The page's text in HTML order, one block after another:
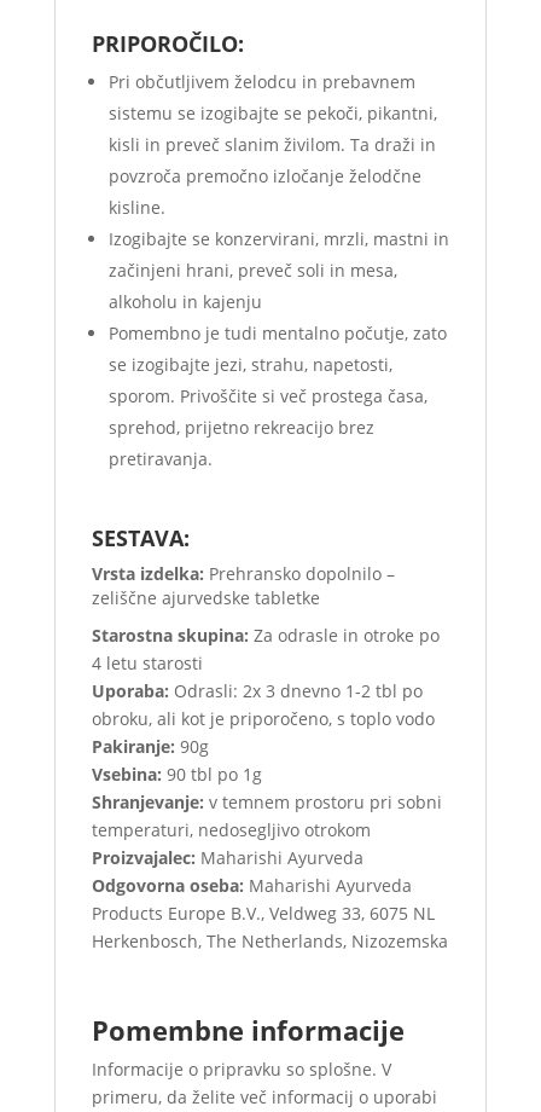
PRIPOROČILO:
Pri občutljivem želodcu in prebavnem
sistemu se izogibajte se pekoči, pikantni,
kisli in preveč slanim živilom. Ta draži in
povzroča premočno izločanje želodčne
kisline.
Izogibajte se konzervirani, mrzli, mastni in
začinjeni hrani, preveč soli in mesa,
alkoholu in kajenju
Pomembno je tudi mentalno počutje, zato
se izogibajte jezi, strahu, napetosti,
sporom. Privoščite si več prostega časa,
sprehod, prijetno rekreacijo brez
pretiravanja.
SESTAVA:
Vrsta izdelka: Prehransko dopolnilo –
zeliščne ajurvedske tabletke
Starostna skupina: Za odrasle in otroke po
4 letu starosti
Uporaba: Odrasli: 2x 3 dnevno 1-2 tbl po
obroku, ali kot je priporočeno, s toplo vodo
Pakiranje: 90g
Vsebina: 90 tbl po 1g
Shranjevanje: v temnem prostoru pri sobni
temperaturi, nedosegljivo otrokom
Proizvajalec: Maharishi Ayurveda
Odgovorna oseba: Maharishi Ayurveda
Products Europe B.V., Veldweg 33, 6075 NL
Herkenbosch, The Netherlands, Nizozemska
Pomembne informacije
Informacije o pripravku so splošne. V
primeru, da želite več informacij o uporabi